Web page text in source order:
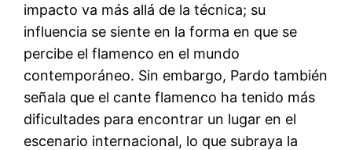
impacto va más allá de la técnica; su
influencia se siente en la forma en que se
percibe el flamenco en el mundo
contemporáneo. Sin embargo, Pardo también
señala que el cante flamenco ha tenido más
dificultades para encontrar un lugar en el
escenario internacional, lo que subraya la